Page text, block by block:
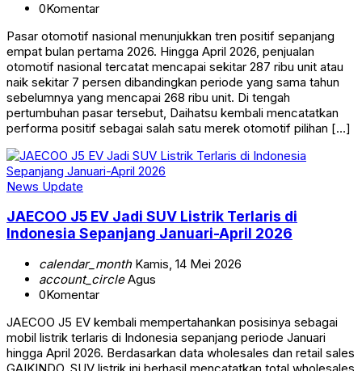
0Komentar
Pasar otomotif nasional menunjukkan tren positif sepanjang
empat bulan pertama 2026. Hingga April 2026, penjualan
otomotif nasional tercatat mencapai sekitar 287 ribu unit atau
naik sekitar 7 persen dibandingkan periode yang sama tahun
sebelumnya yang mencapai 268 ribu unit. Di tengah
pertumbuhan pasar tersebut, Daihatsu kembali mencatatkan
performa positif sebagai salah satu merek otomotif pilihan […]
News Update
JAECOO J5 EV Jadi SUV Listrik Terlaris di
Indonesia Sepanjang Januari-April 2026
calendar_monthKamis, 14 Mei 2026
account_circleAgus
0Komentar
JAECOO J5 EV kembali mempertahankan posisinya sebagai
mobil listrik terlaris di Indonesia sepanjang periode Januari
hingga April 2026. Berdasarkan data wholesales dan retail sales